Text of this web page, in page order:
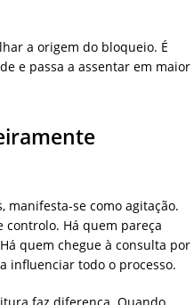
a origem do bloqueio. É
e passa a assentar em maior
manifesta-se como agitação.
controlo. Há quem pareça
quem chegue à consulta por
influenciar todo o processo.